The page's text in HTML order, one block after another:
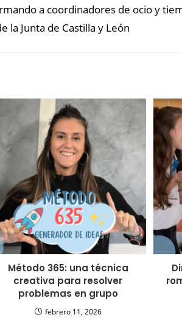
a coordinadores de ocio y
la Junta de Castilla y León
Método 365: una técnica
creativa para resolver
problemas en grupo
febrero 11, 2026